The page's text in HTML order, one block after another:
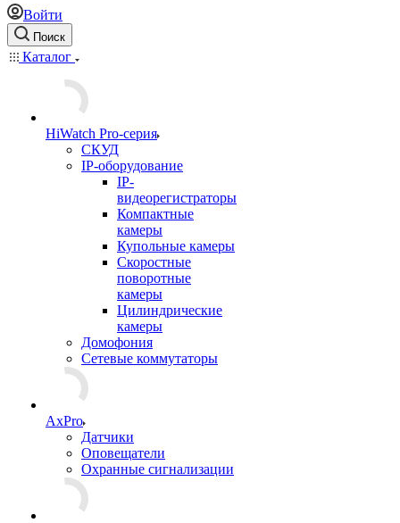
Войти
Поиск
Каталог
HiWatch Pro-серия
CКУД
IP-оборудование
IP-
видеорегистраторы
Компактные
камеры
Купольные камеры
Скоростные
поворотные
камеры
Цилиндрические
камеры
Домофония
Сетевые коммутаторы
AxPro
Датчики
Оповещатели
Охранные сигнализации